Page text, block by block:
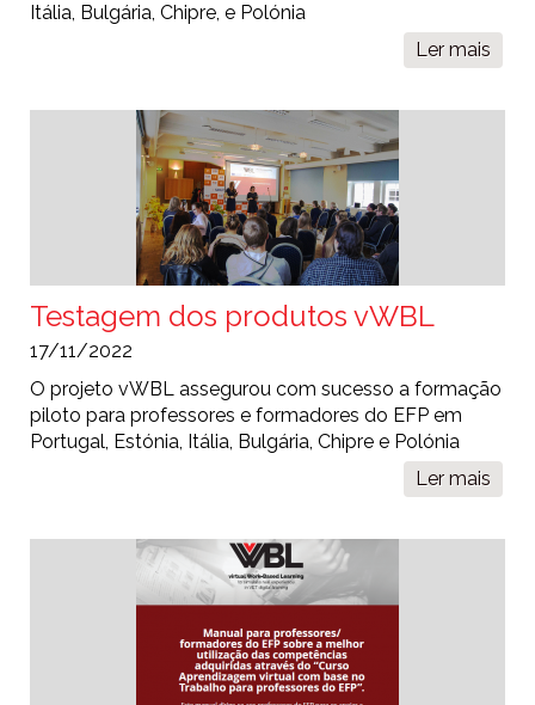
Itália, Bulgária, Chipre, e Polónia
Ler mais
Testagem dos produtos vWBL
17/11/2022
O projeto vWBL assegurou com sucesso a formação
piloto para professores e formadores do EFP em
Portugal, Estónia, Itália, Bulgária, Chipre e Polónia
Ler mais